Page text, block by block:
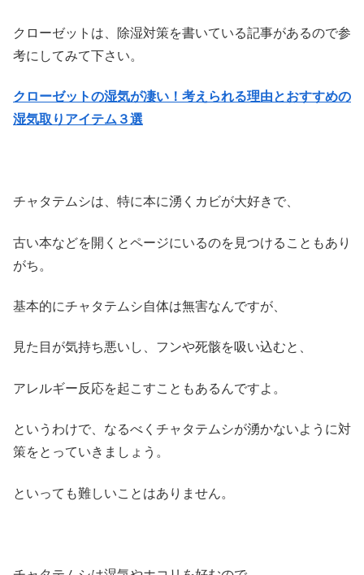
クローゼットは、除湿対策を書いている記事があるので参
考にしてみて下さい。
クローゼットの湿気が凄い！考えられる理由とおすすめの
湿気取りアイテム３選
チャタテムシは、特に本に湧くカビが大好きで、
古い本などを開くとページにいるのを見つけることもあり
がち。
基本的にチャタテムシ自体は無害なんですが、
見た目が気持ち悪いし、フンや死骸を吸い込むと、
アレルギー反応を起こすこともあるんですよ。
というわけで、なるべくチャタテムシが湧かないように対
策をとっていきましょう。
といっても難しいことはありません。